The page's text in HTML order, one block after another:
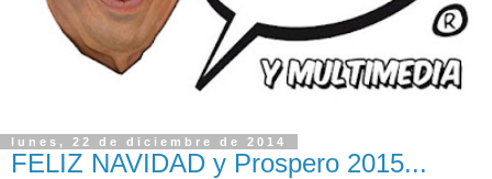
lunes, 22 de diciembre de 2014
FELIZ NAVIDAD y Prospero 2015...